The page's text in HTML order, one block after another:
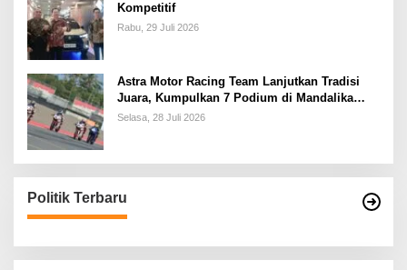
Kompetitif
Rabu, 29 Juli 2026
Astra Motor Racing Team Lanjutkan Tradisi
Juara, Kumpulkan 7 Podium di Mandalika
Racing Series Putaran ke 3
Selasa, 28 Juli 2026
Politik Terbaru